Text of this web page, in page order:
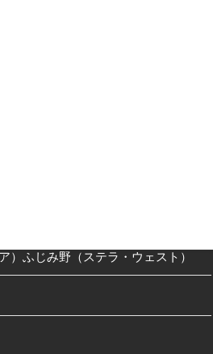
）ふじみ野（ステラ・ウェスト）